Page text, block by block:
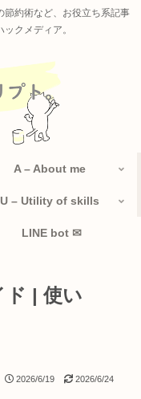
節約術など、お役立ち系記事
クメディア。
A – About me
U – Utility of skills
LINE bot ✉
ド | 使い
2026/6/19 2026/6/24